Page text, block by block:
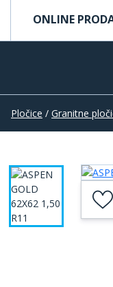
ONLINE
Pločice / Granitne